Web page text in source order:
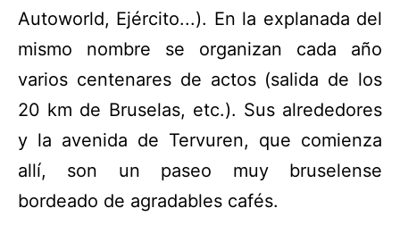
Autoworld, Ejército...). En la explanada del
mismo nombre se organizan cada año
varios centenares de actos (salida de los
20 km de Bruselas, etc.). Sus alrededores
y la avenida de Tervuren, que comienza
allí, son un paseo muy bruselense
bordeado de agradables cafés.